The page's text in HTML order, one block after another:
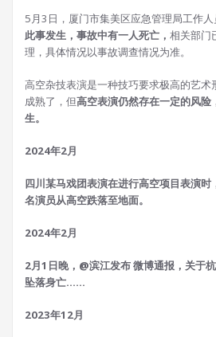
5月3日，厦门市集美区应急管理局工作
此事发生，事故中有一人死亡， 相关部门
理，具体情况以事故调查情况为准。
高空杂技表演是一种技巧要求极高的艺术
成熟了，但高空表演仍然存在一定的风险
生。
2024年2月
四川某马戏团表演在进行高空项目表演
名演员从高空跌落至地面。
2024年2月
2月1日晚，@滨江发布 微博通报，关于
坠落身亡......
2023年12月